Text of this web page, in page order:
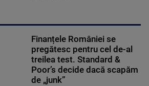
Finanțele României se
pregătesc pentru cel de-al
treilea test. Standard &
Poor’s decide dacă scapăm
de „junk”